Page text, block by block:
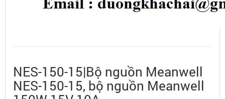
NES-150-15|Bộ nguồn Meanwell
NES-150-15, bộ nguồn Meanwell